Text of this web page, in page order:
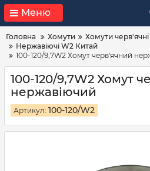
Меню
Головна Хомути
Хомути
Нержавіючі W2 Китай
100-120/9,7W2 Хомут черв'ячний
100-120/9,7W2 Хомут
нержавіючий
Артикул: 100-120/W2